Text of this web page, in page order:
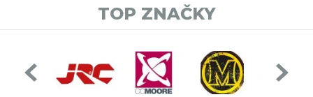
TOP ZNAČKY